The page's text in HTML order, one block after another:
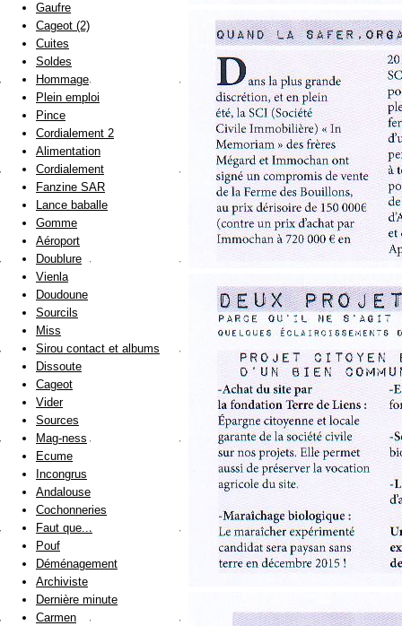
Gaufre
Cageot (2)
Cuites
Soldes
Hommage
Plein emploi
Pince
Cordialement 2
Alimentation
Cordialement
Fanzine SAR
Lance baballe
Gomme
Aéroport
Doublure
Vienla
Doudoune
Sourcils
Miss
Sirou contact et albums
Dissoute
Cageot
Vider
Sources
Mag-ness
Ecume
Incongrus
Andalouse
Cochonneries
Faut que...
Pouf
Déménagement
Archiviste
Dernière minute
Carmen